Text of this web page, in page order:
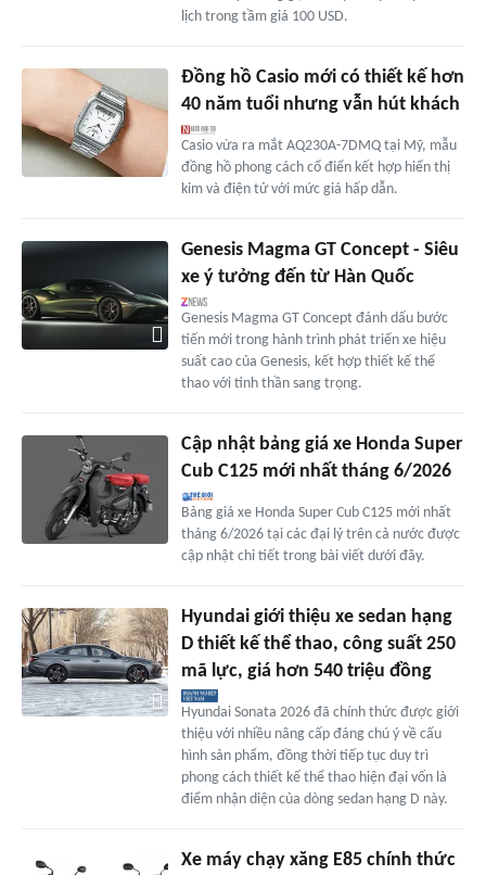
lịch trong tầm giá 100 USD.
Đồng hồ Casio mới có thiết kế hơn
40 năm tuổi nhưng vẫn hút khách
Casio vừa ra mắt AQ230A-7DMQ tại Mỹ, mẫu
đồng hồ phong cách cổ điển kết hợp hiển thị
kim và điện tử với mức giá hấp dẫn.
Genesis Magma GT Concept - Siêu
xe ý tưởng đến từ Hàn Quốc
Genesis Magma GT Concept đánh dấu bước
tiến mới trong hành trình phát triển xe hiệu
suất cao của Genesis, kết hợp thiết kế thể
thao với tinh thần sang trọng.
Cập nhật bảng giá xe Honda Super
Cub C125 mới nhất tháng 6/2026
Bảng giá xe Honda Super Cub C125 mới nhất
tháng 6/2026 tại các đại lý trên cả nước được
cập nhật chi tiết trong bài viết dưới đây.
Hyundai giới thiệu xe sedan hạng
D thiết kế thể thao, công suất 250
mã lực, giá hơn 540 triệu đồng
Hyundai Sonata 2026 đã chính thức được giới
thiệu với nhiều nâng cấp đáng chú ý về cấu
hình sản phẩm, đồng thời tiếp tục duy trì
phong cách thiết kế thể thao hiện đại vốn là
điểm nhận diện của dòng sedan hạng D này.
Xe máy chạy xăng E85 chính thức